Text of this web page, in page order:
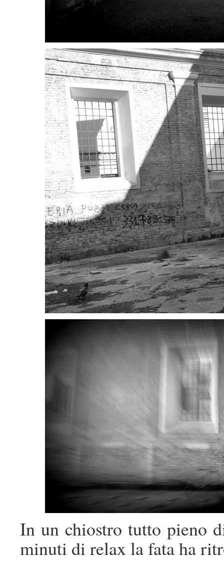
In un chiostro tutto pieno
minuti di relax la fata ha